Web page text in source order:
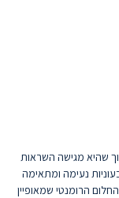
שהיא מגישה השראות
נעימה ומתאימה
הרומנטי שמאופיין